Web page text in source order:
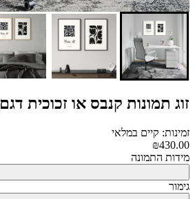
זוג תמונות קנבס או זכוכית דגם 1203
זמינות: קיים במלאי
₪430.00
מידות התמונה
גימור